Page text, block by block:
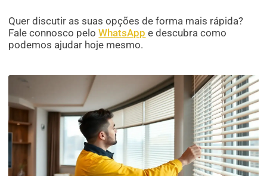
Quer discutir as suas opções de forma mais rápida?
Fale connosco peloWhatsApp e descubra como
podemos ajudar hoje mesmo.